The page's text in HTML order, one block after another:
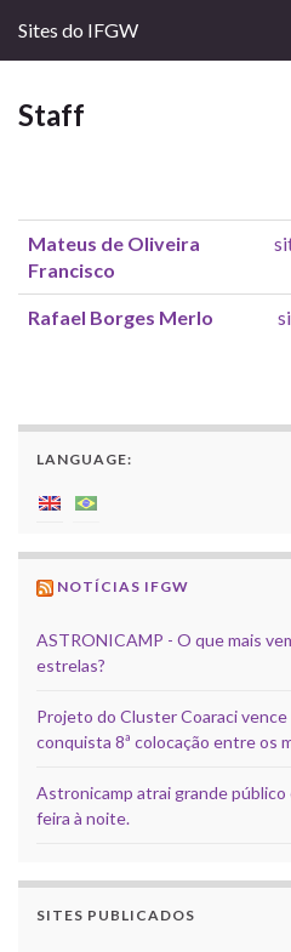
Sites do IFGW
Staff
Mateus de Oliveira
Francisco
Rafael Borges Merlo
LANGUAGE:
NOTÍCIAS IFGW
ASTRONICAMP - O que mais
estrelas?
Projeto do Cluster Coaraci vence
conquista 8ª colocação entre os
Astronicamp atrai grande
feira à noite.
SITES PUBLICADOS